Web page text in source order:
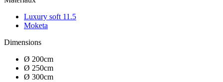
Luxury soft 11.5
Moketa
Dimensions
Ø 200cm
Ø 250cm
Ø 300cm